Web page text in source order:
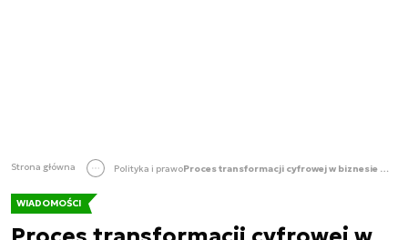
Strona główna Polityka i prawo Proces transformacji cyfrowej w biznesie musi opierać się na państwie
WIADOMOŚCI